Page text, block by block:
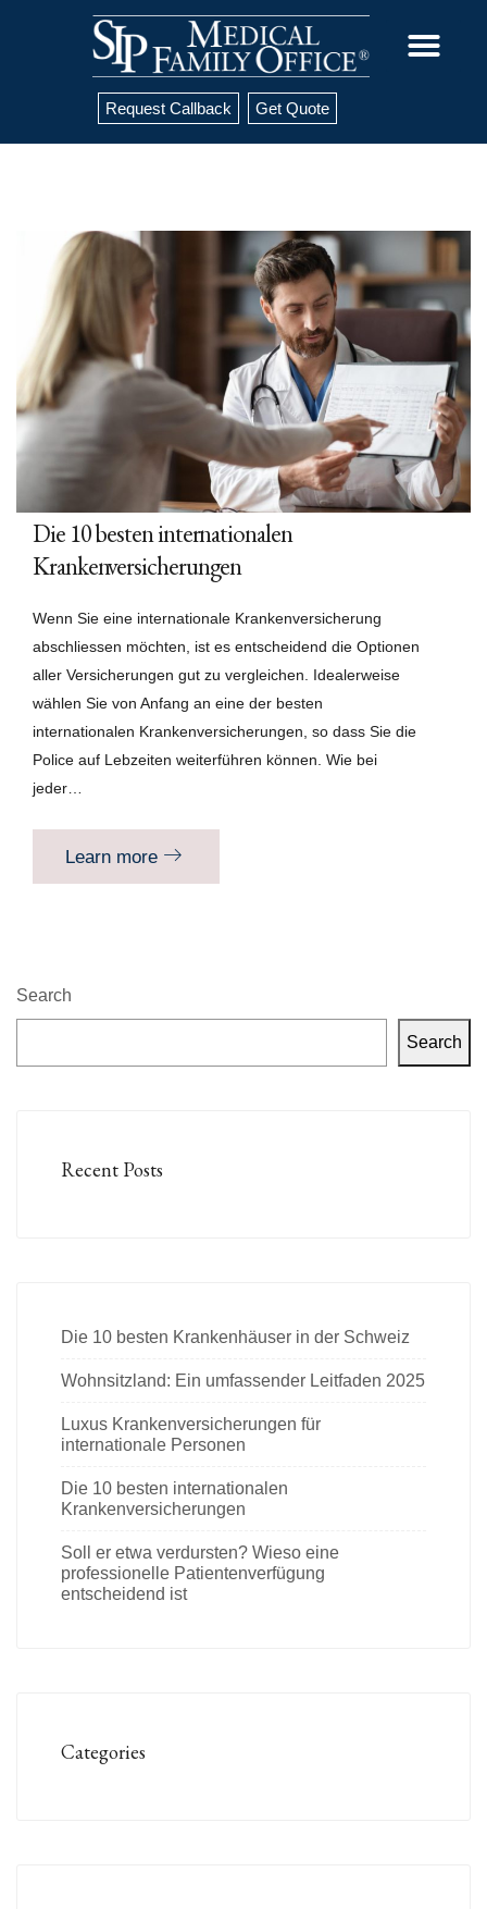
Request Callback Get Quote
Die 10 besten internationalen
Krankenversicherungen
Wenn Sie eine internationale Krankenversicherung
abschliessen möchten, ist es entscheidend die Optionen
aller Versicherungen gut zu vergleichen. Idealerweise
wählen Sie von Anfang an eine der besten
internationalen Krankenversicherungen, so dass Sie die
Police auf Lebzeiten weiterführen können. Wie bei
jeder…
Learn more
Search
Search
Recent Posts
Die 10 besten Krankenhäuser in der Schweiz
Wohnsitzland: Ein umfassender Leitfaden 2025
Luxus Krankenversicherungen für
internationale Personen
Die 10 besten internationalen
Krankenversicherungen
Soll er etwa verdursten? Wieso eine
professionelle Patientenverfügung
entscheidend ist
Categories